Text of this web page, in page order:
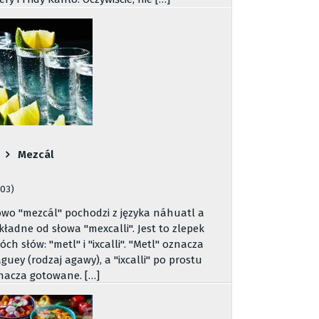
Mezcál
"mezcál" pochodzi z języka náhuatl a
od słowa "mexcalli". Jest to zlepek
słów: "metl" i "ixcalli". "Metl" oznacza
(rodzaj agawy), a "ixcalli" po prostu
gotowane. […]